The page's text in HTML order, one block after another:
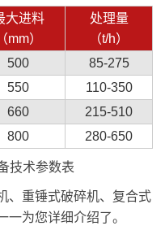
大进料
（mm）
处理量
（t/h）
500
85-275
550
110-350
660
215-510
800 280-650
技术参数表
、重锤式破碎机、复合式
为您详细介绍了。